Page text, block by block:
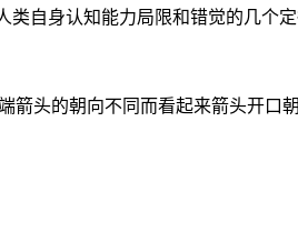
自身认知能力局限和错觉的几个定
箭头的朝向不同而看起来箭头开